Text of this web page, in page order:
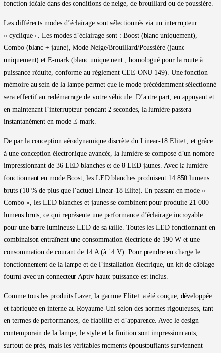
fonction idéale dans des conditions de neige, de brouillard ou de poussière.
Les différents modes d’éclairage sont sélectionnés via un interrupteur
« cyclique ». Les modes d’éclairage sont : Boost (blanc uniquement),
Combo (blanc + jaune), Mode Neige/Brouillard/Poussière (jaune
uniquement) et E-mark (blanc uniquement ; homologué pour la route à
puissance réduite, conforme au règlement CEE-ONU 149). Une fonction
mémoire au sein de la lampe permet que le mode précédemment sélectionné
sera effectif au redémarrage de votre véhicule. D’autre part, en appuyant et
en maintenant l’interrupteur pendant 2 secondes, la lumière passera
instantanément en mode E-mark.
De par la conception aérodynamique discrète du Linear-18 Elite+, et grâce
à une conception électronique avancée, la lumière se compose d’un nombre
impressionnant de 36 LED blanches et de 8 LED jaunes. Avec la lumière
fonctionnant en mode Boost, les LED blanches produisent 14 850 lumens
bruts (10 % de plus que l’actuel Linear-18 Elite). En passant en mode «
Combo », les LED blanches et jaunes se combinent pour produire 21 000
lumens bruts, ce qui représente une performance d’éclairage incroyable
pour une barre lumineuse LED de sa taille. Toutes les LED fonctionnant en
combinaison entraînent une consommation électrique de 190 W et une
consommation de courant de 14 A (à 14 V). Pour prendre en charge le
fonctionnement de la lampe et de l’installation électrique, un kit de câblage
fourni avec un connecteur Aptiv haute puissance est inclus.
Comme tous les produits Lazer, la gamme Elite+ a été conçue, développée
et fabriquée en interne au Royaume-Uni selon des normes rigoureuses, tant
en termes de performances, de fiabilité et d’apparence. Avec le design
contemporain de la lampe, le style et la finition sont impressionnants,
surtout de près, mais les véritables moments époustouflants surviennent